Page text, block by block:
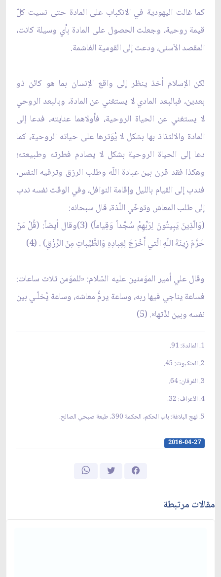
كما غالت اليهودية في الانكباب على المادة حتى نسيت كلّ
قيمة روحية، وجعلت الحصول على المادة بأي وسيلة كانت،
المقصد الاَسنى، ودعت إلى القومية الغاشمة.
لكن الاِسلام أخذ ينظر إلى واقع الاِنسان بما هو كائن ذو
بعدين، فبالبعد المادي لا يستغني عن المادة، وبالبعد الروحي
لا يستغني عن الحياة الروحية، فأولاهما عنايته، فدعا إلى
المادة والالتذاذ بها بشكل لا يُوَثرها على حياته الروحية، كما
دعا إلى الحياة الروحية بشكل لا يصادم فطرته وطبيعته؛
وهكذا فقد قرن بين عبادة اللّه وطلب الرزق وترفيه النفس،
فندب إلى القيام بالليل وإقامة النوافل، وفي الوقت نفسه ندب
إلى طلب المعاش وتوخّي اللّذة، قال سبحانه:
(وَالّذِينَ يَبِيتُونَ لِرَبِّهِمْ سُجَّداً وَقِياماً) (3)وقال أيضاً: (قُلْ مَنْ
حَرَّمَ زِينَةَ اللّهِ الّتي أَخْرَجَ لِعِبادِهِ وَالطَّيِّباتِ مِنَ الرِّزْقِ) . (4)
وقال علي أمير الموَمنين عليه السّلام: «للموَمن ثلاث ساعات:
فساعة يناجي فيها ربه، وساعة يرمُّ معاشه، وساعة يُخلّـي بين
نفسه وبين لذّتها». (5)
1. المائدة: 91.
2. العنكبوت: 45.
3. الفرقان: 64.
4. الاَعراف: 32.
5. نهج البلاغة: باب الحكم، الحكمة 390، طبعة صبحي الصالح.
2016-04-27
مقالات مرتبطة